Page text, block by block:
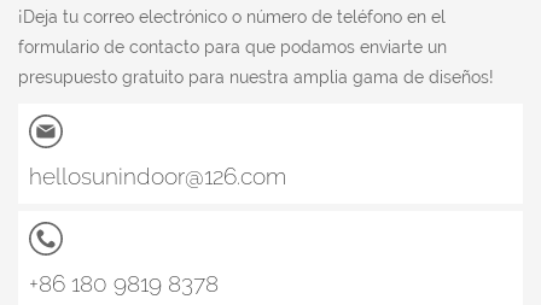
¡Deja tu correo electrónico o número de teléfono en el
formulario de contacto para que podamos enviarte un
presupuesto gratuito para nuestra amplia gama de diseños!
hellosunindoor@126.com
+86 180 9819 8378